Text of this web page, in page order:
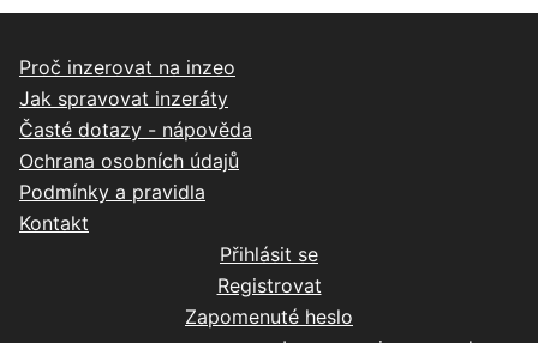
Proč inzerovat na inzeo
Jak spravovat inzeráty
Časté dotazy - nápověda
Ochrana osobních údajů
Podmínky a pravidla
Kontakt
Přihlásit se
Registrovat
Zapomenuté heslo